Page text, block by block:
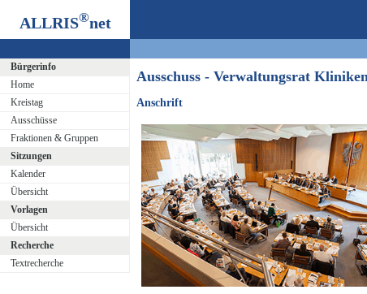
ALLRIS®net
Bürgerinfo
Home
Kreistag
Ausschüsse
Fraktionen & Gruppen
Sitzungen
Kalender
Übersicht
Vorlagen
Übersicht
Recherche
Textrecherche
Ausschuss - Verwaltungsrat
Anschrift